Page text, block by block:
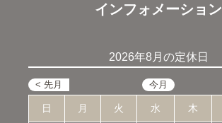
インフォメーション
2026年8月の定休日
日 月 火 水 木